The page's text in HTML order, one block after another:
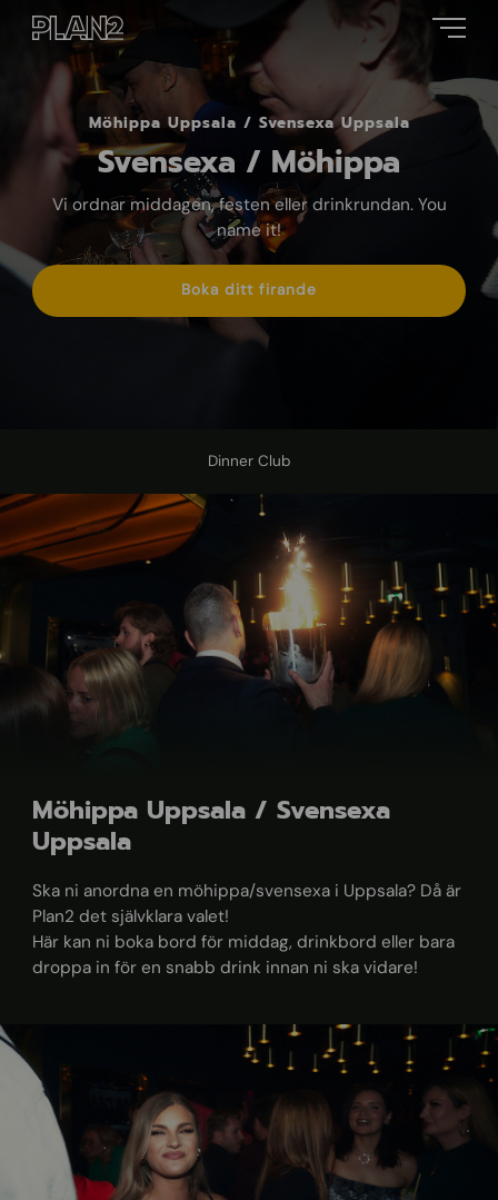
Möhippa Uppsala / Svensexa Uppsala
Svensexa / Möhippa
Vi ordnar middagen, festen eller drinkrundan. You
name it!
Boka ditt firande
Dinner Club
Möhippa Uppsala / Svensexa
Uppsala
Ska ni anordna en möhippa/svensexa i Uppsala? Då är
Plan2 det självklara valet!
Här kan ni boka bord för middag, drinkbord eller bara
droppa in för en snabb drink innan ni ska vidare!